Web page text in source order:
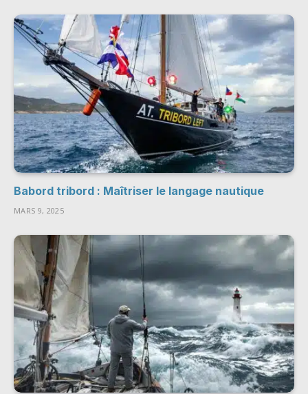
Babord tribord : Maîtriser le langage nautique
MARS 9, 2025